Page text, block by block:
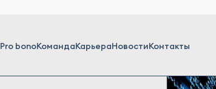
Pro bonoКомандаКарьераНовостиКонтакты